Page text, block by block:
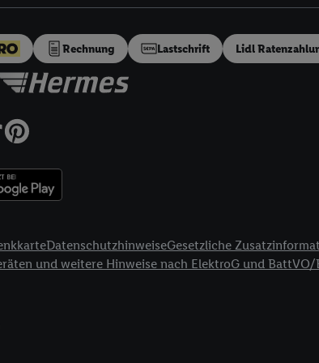
Rechnung Lastschrift Lidl
DatenschutzhinweiseGesetzliche
und weitere Hinweise nach ElektroG und
oder über „Anpassen“/„Nutzung der
von Utiq.
Techniken zulassen. Durch einen Klick auf
Zwecken unter Einbindung sämtlicher
Datenschutzbestimmungen
oder Partner zulassen; das gilt auch für die
und Fehlerbehebung, Bereitstellung und
automatisch übermittelter Informationen,
Telekommunikations-basierten Utiq-
der Angebote. Analyse von